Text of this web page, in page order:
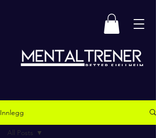
Innlegg
All Posts